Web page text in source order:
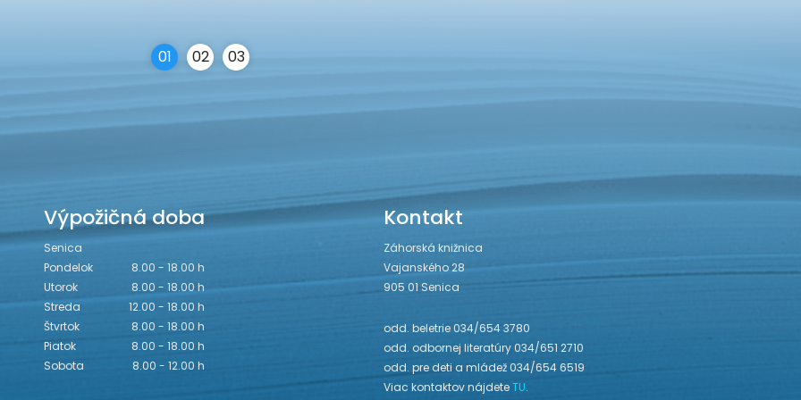
01 02 03
Výpožičná doba
Senica
Pondelok
8.00 - 18.00 h
Utorok
8.00 - 18.00 h
Streda
12.00 - 18.00 h
Štvrtok
8.00 - 18.00 h
Piatok
8.00 - 18.00 h
Sobota
8.00 - 12.00 h
Kontakt
Záhorská knižnica
Vajanského 28
905 01 Senica
odd. beletrie 034/654 3780
odd. odbornej literatúry 034/651 2710
odd. pre deti a mládež 034/654 6519
Viac kontaktov nájdeteTU.